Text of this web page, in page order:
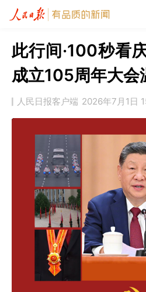
此行间·100秒看
成立105周年大会
人民日报客户端 2026年7月1日